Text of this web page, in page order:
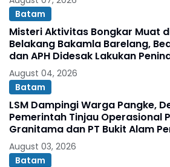
Batam
Misteri Aktivitas Bongkar Muat
Belakang Bakamla Barelang,
dan APH Didesak Lakukan
August 04, 2026
Batam
LSM Dampingi Warga Pangke,
Pemerintah Tinjau Operasional
Granitama dan PT Bukit Alam
August 03, 2026
Batam